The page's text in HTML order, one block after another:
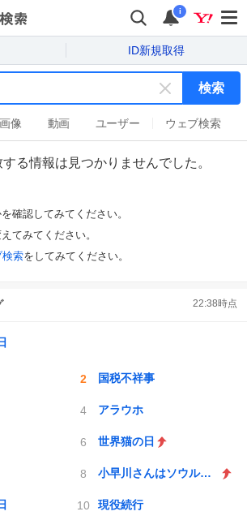
i
ID新規取得
キ
ー
ワ
ー
ド
検索
画像 動画 ユーザー ウェブ検索
る情報は見つかりませんでした。
確認してみてください。
てみてください。
検索をしてみてください。
22:38時点
国税不祥事
アラウホ
世界猫の日
小早川さんはソウルライク
現役続行